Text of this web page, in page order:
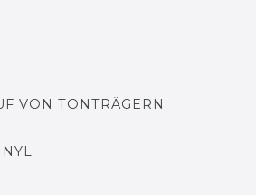
VON TONTRÄGERN